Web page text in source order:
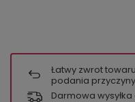
Łatwy zwrot
podania przyczyny
Darmowa wysyłka